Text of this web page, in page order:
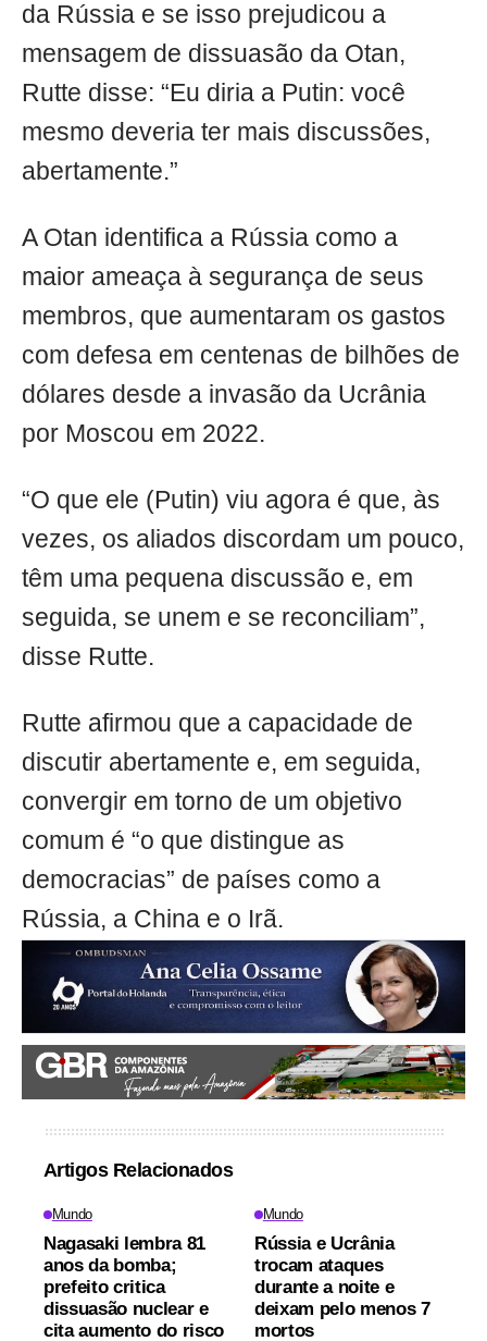
da Rússia e se isso prejudicou a
mensagem de dissuasão da Otan,
Rutte disse: “Eu diria a Putin: você
mesmo deveria ter mais discussões,
abertamente.”
A Otan identifica a Rússia como a
maior ameaça à segurança de seus
membros, que aumentaram os gastos
com defesa em centenas de bilhões de
dólares desde a invasão da Ucrânia
por Moscou em 2022.
“O que ele (Putin) viu agora é que, às
vezes, os aliados discordam um pouco,
têm uma pequena discussão e, em
seguida, se unem e se reconciliam”,
disse Rutte.
Rutte afirmou que a capacidade de
discutir abertamente e, em seguida,
convergir em torno de um objetivo
comum é “o que distingue as
democracias” de países como a
Rússia, a China e o Irã.
Artigos Relacionados
Mundo
Nagasaki lembra 81
anos da bomba;
prefeito critica
dissuasão nuclear e
cita aumento do risco
Mundo
Rússia e Ucrânia
trocam ataques
durante a noite e
deixam pelo menos 7
mortos